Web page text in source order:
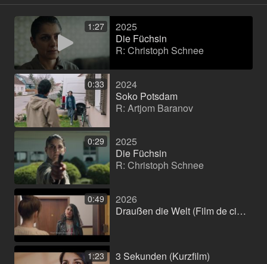
1:27
2025
Die Füchsin
R: Christoph Schnee
0:33
2024
Soko Potsdam
R: Artjom Baranov
0:29
2025
Die Füchsin
R: Christoph Schnee
0:49
2026
Draußen die Welt (Film de cinema)
1:23 3 Sekunden (Kurzfilm)